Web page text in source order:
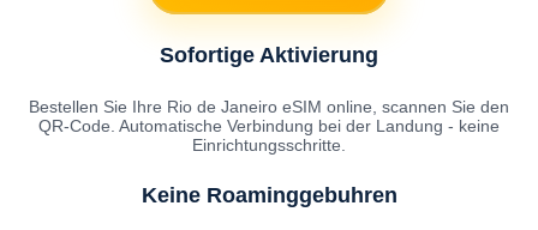
Sofortige Aktivierung
Bestellen Sie Ihre Rio de Janeiro eSIM online, scannen Sie den
QR-Code. Automatische Verbindung bei der Landung - keine
Einrichtungsschritte.
Keine Roaminggebuhren